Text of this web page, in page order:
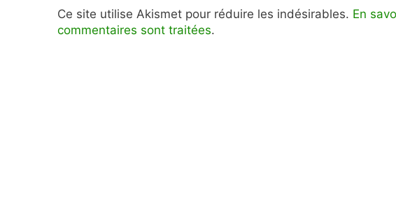
Ce site utilise Akismet pour réduire les indésirables. En
commentaires sont traitées.